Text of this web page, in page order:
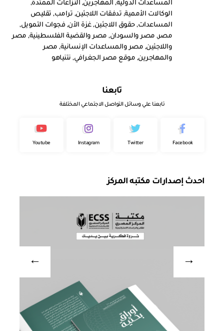
المساعدات الدولية,المهاجرين,النزاعات الممتدة,
الوكالات الأممية,تدفقات اللاجئين,ترامب,تقليص
المساعدات,حقوق اللاجئين,غزة الأن,فجوات التمويل,
مصر,مصر والسودان,مصر والقضية الفلسطينية,مصر
واللاجئين,مصر والمساعدات الإنسانية,مصر
والمهاجرين,موقع مصر الجغرافي,نتنياهو
تابعنا
تابعنا علي وسائل التواصل الاجتماعي المختلفة
Facebook
Twitter
Instagram
Youtube
احدث إصدارات مكتبه المركز